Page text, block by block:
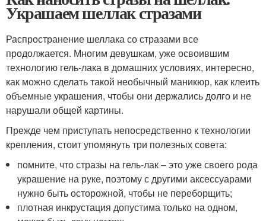
Украшаем шеллак стразами
Распространение шеллака со стразами все
продолжается. Многим девушкам, уже освоившим
технологию гель-лака в домашних условиях, интересно,
как можно сделать такой необычный маникюр, как клеить
объемные украшения, чтобы они держались долго и не
нарушали общей картины.
Прежде чем приступать непосредственно к технологии
крепления, стоит упомянуть три полезных совета:
помните, что стразы на гель-лак – это уже своего рода
украшение на руке, поэтому с другими аксессуарами
нужно быть осторожной, чтобы не переборщить;
плотная инкрустация допустима только на одном,